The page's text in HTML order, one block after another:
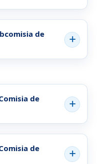
de
de
de